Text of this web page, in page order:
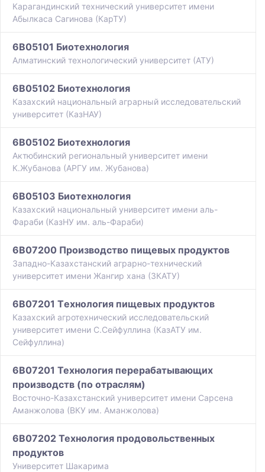
Карагандинский технический университет имени
Абылкаса Сагинова (КарТУ)
6B05101 Биотехнология
Алматинский технологический университет (АТУ)
6B05102 Биотехнология
Казахский национальный аграрный исследовательский
университет (КазНАУ)
6B05102 Биотехнология
Актюбинский региональный университет имени
К.Жубанова (АРГУ им. Жубанова)
6B05103 Биотехнология
Казахский национальный университет имени аль-
Фараби (КазНУ им. аль-Фараби)
6B07200 Производство пищевых продуктов
Западно-Казахстанский аграрно-технический
университет имени Жангир хана (ЗКАТУ)
6B07201 Tехнология пищевых продуктов
Казахский агротехнический исследовательский
университет имени С.Сейфуллина (КазАТУ им.
Сейфуллина)
6B07201 Технология перерабатывающих
производств (по отраслям)
Восточно-Казахстанский университет имени Сарсена
Аманжолова (ВКУ им. Аманжолова)
6B07202 Технология продовольственных
продуктов
Университет Шакарима